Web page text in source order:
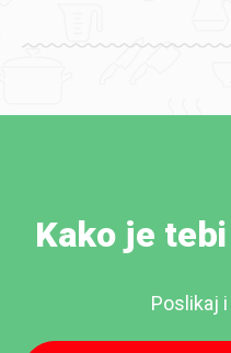
Kako je
Poslikaj